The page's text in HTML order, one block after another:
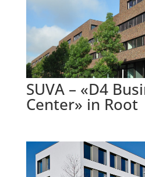
SUVA – «D4
Center» in Root